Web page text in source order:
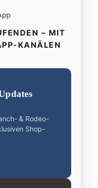
– MIT
KANÄLEN
& Rodeo-
Shop-